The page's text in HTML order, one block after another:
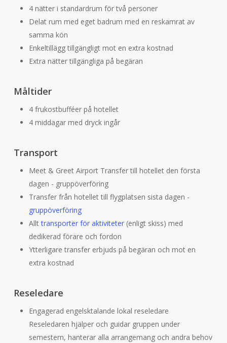
4 nätter i standardrum för två personer
Delat rum med eget badrum med en reskamrat av
samma kön
Enkeltillägg tillgängligt mot en extra kostnad
Extra nätter tillgängliga på begäran
Måltider
4 frukostbufféer på hotellet
4 middagar med dryck ingår
Transport
Meet & Greet Airport Transfer till hotellet den första
dagen - gruppöverföring
Transfer från hotellet till flygplatsen sista dagen -
gruppöverföring
Allttransporter för aktiviteter(enligt skiss) med
dedikerad förare och fordon
Ytterligare transfer erbjuds på begäran och mot en
extra kostnad
Reseledare
Engagerad engelsktalande lokal reseledare
Reseledaren hjälper och guidar gruppen under
semestern, hanterar alla arrangemang och andra behov